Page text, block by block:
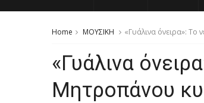
Home ΜΟΥΣΙΚΗ «Γυάλινα όνειρα»:
«Γυάλινα
Μητροπάνου